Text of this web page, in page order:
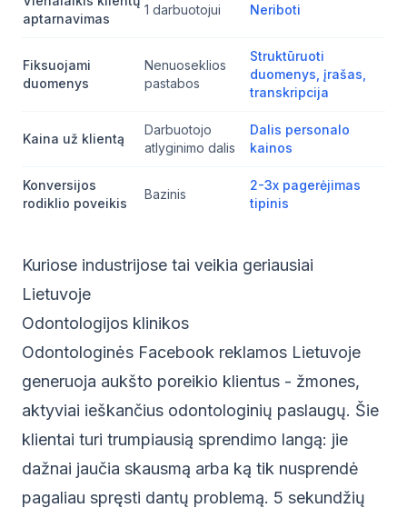
aptarnavimas
1 darbuotojui Neriboti
Fiksuojami
duomenys
Nenuoseklios
pastabos
Struktūruoti
duomenys, įrašas,
transkripcija
Kaina už klientą
Darbuotojo
atlyginimo dalis
Dalis personalo
kainos
Konversijos
rodiklio poveikis
Bazinis
2-3x pagerėjimas
tipinis
Kuriose industrijose tai veikia geriausiai
Lietuvoje
Odontologijos klinikos
Odontologinės Facebook reklamos Lietuvoje
generuoja aukšto poreikio klientus - žmones,
aktyviai ieškančius odontologinių paslaugų. Šie
klientai turi trumpiausią sprendimo langą: jie
dažnai jaučia skausmą arba ką tik nusprendė
pagaliau spręsti dantų problemą. 5 sekundžių